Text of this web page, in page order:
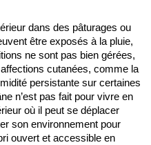
dans des pâturages ou
être exposés à la pluie,
ne sont pas bien gérées,
cutanées, comme la
persistante sur certaines
n’est pas fait pour vivre en
où il peut se déplacer
son environnement pour
ouvert et accessible en